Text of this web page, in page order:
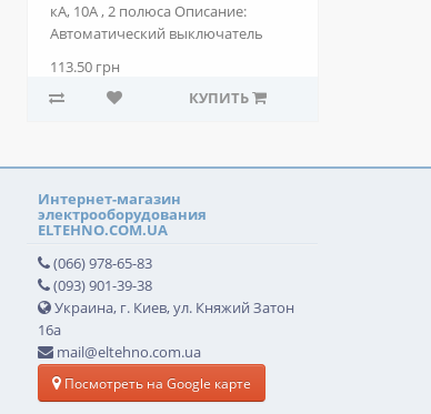
кА, 10А , 2 полюса Описание:
Автоматический выключатель
113.50 грн
КУПИТЬ
Интернет-магазин
электрооборудования
ELTEHNO.COM.UA
(066) 978-65-83
(093) 901-39-38
Украина, г. Киев, ул. Княжий Затон
16а
mail@eltehno.com.ua
Посмотреть на Google карте